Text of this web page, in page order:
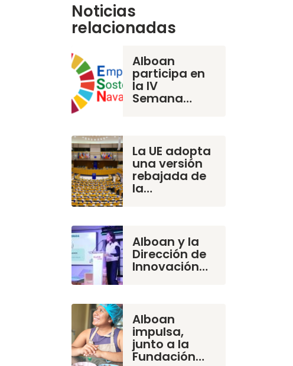
Noticias
relacionadas
Alboan
participa en
la IV
Semana…
La UE adopta
una versión
rebajada de
la…
Alboan y la
Dirección de
Innovación…
Alboan
impulsa,
junto a la
Fundación…